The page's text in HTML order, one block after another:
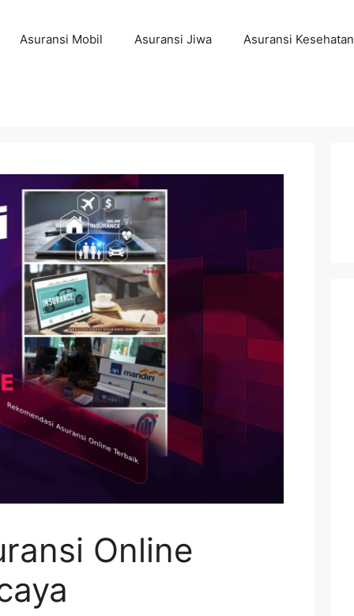
Asuransi Mobil Asuransi Jiwa Asuransi Kesehatan
Online